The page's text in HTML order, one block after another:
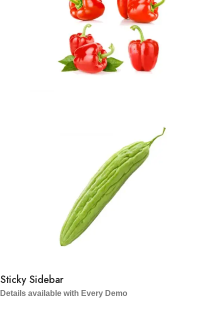
Sticky Sidebar
Details available with Every Demo